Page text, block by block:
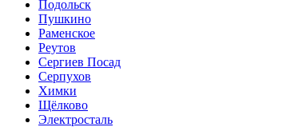
Подольск
Пушкино
Раменское
Реутов
Сергиев Посад
Серпухов
Химки
Щёлково
Электросталь